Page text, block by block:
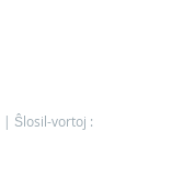
Ŝlosil-vortoj :